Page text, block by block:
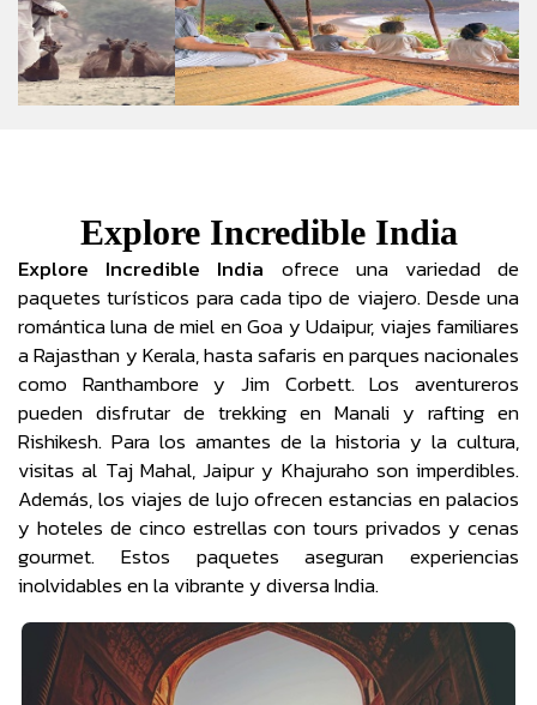
Explore Incredible India
Explore Incredible India ofrece una variedad de
paquetes turísticos para cada tipo de viajero. Desde una
romántica luna de miel en Goa y Udaipur, viajes familiares
a Rajasthan y Kerala, hasta safaris en parques nacionales
como Ranthambore y Jim Corbett. Los aventureros
pueden disfrutar de trekking en Manali y rafting en
Rishikesh. Para los amantes de la historia y la cultura,
visitas al Taj Mahal, Jaipur y Khajuraho son imperdibles.
Además, los viajes de lujo ofrecen estancias en palacios
y hoteles de cinco estrellas con tours privados y cenas
gourmet. Estos paquetes aseguran experiencias
inolvidables en la vibrante y diversa India.